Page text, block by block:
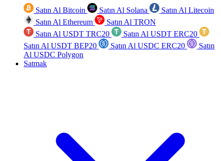
Satın Al Bitcoin Satın Al Solana
Satın Al Litecoin
Satın Al Ethereum
Satın Al TRON
Satın Al USDT TRC20
Satın Al USDT ERC20
Satın Al USDT BEP20
Satın Al USDC ERC20
Satın
Al USDC Polygon
Satmak